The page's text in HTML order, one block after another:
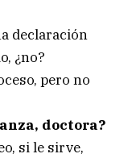
declaración
¿no?
pero no
doctora?
si le sirve,